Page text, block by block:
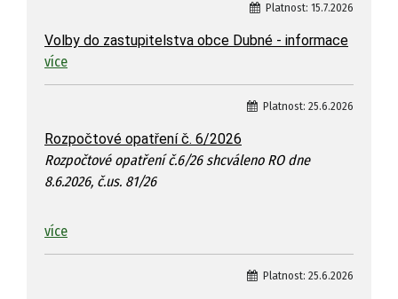
Platnost: 15.7.2026
Volby do zastupitelstva obce Dubné - informace
více
Platnost: 25.6.2026
Rozpočtové opatření č. 6/2026
Rozpočtové opatření č.6/26 shcváleno RO dne
8.6.2026, č.us. 81/26
více
Platnost: 25.6.2026